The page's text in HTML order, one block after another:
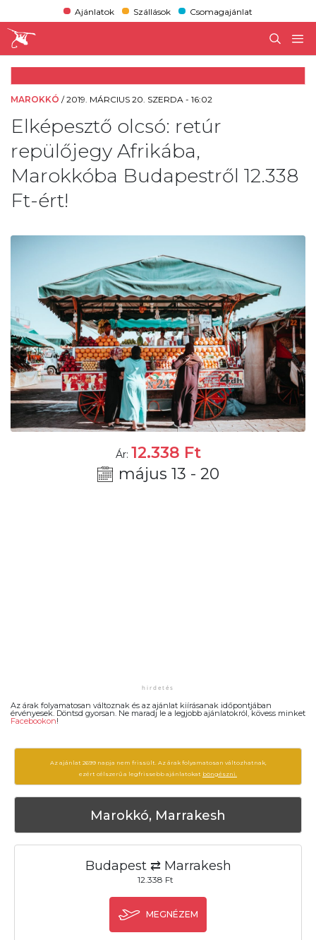
Ajánlatok Szállások Csomagajánlat
MAROKKÓ /2019. MÁRCIUS 20. SZERDA - 16:02
Elképesztő olcsó: retúr
repülőjegy Afrikába,
Marokkóba Budapestről 12.338
Ft-ért!
Ár: 12.338 Ft
május 13 - 20
Az árak folyamatosan változnak és az ajánlat kiírásanak időpontjában
érvényesek. Döntsd gyorsan. Ne maradj le a legjobb ajánlatokról, kövess minket
Facebookon!
Az ajánlat 2699 napja nem frissült. Az árak folyamatosan változhatnak,
ezért célszerű a legfrissebb ajánlatokat böngészni.
Marokkó, Marrakesh
Budapest ⇄ Marrakesh
12.338 Ft
MEGNÉZEM